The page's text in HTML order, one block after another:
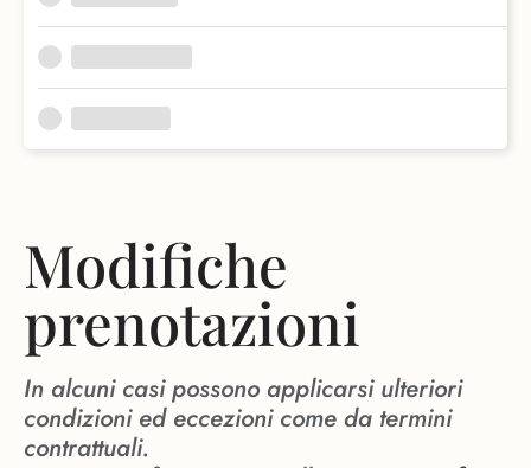
Modifiche
prenotazioni
In alcuni casi possono applicarsi ulteriori
condizioni ed eccezioni come da termini
contrattuali.